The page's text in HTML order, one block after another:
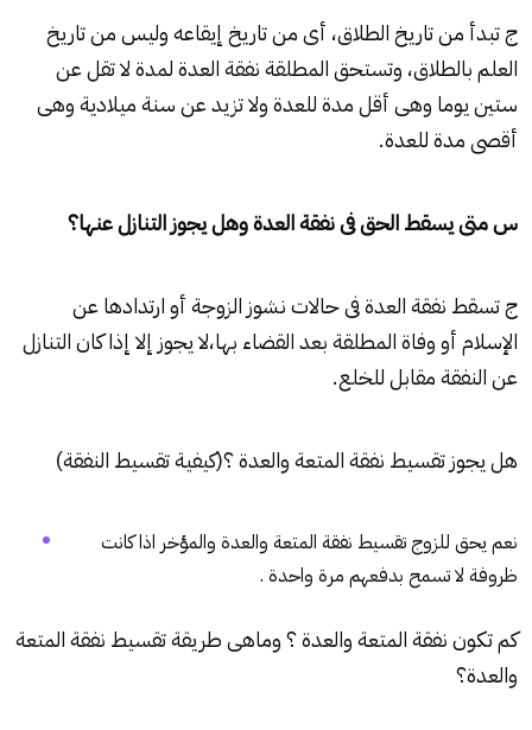
ج تبدأ من تاريخ الطلاق، أى من تاريخ إيقاعه وليس من تاريخ
العلم بالطلاق، وتستحق المطلقة نفقة العدة لمدة لا تقل عن
ستين يوما وهى أقل مدة للعدة ولا تزيد عن سنة ميلادية وهى
أقصى مدة للعدة.
س متى يسقط الحق فى نفقة العدة وهل يجوز التنازل عنها؟
ج تسقط نفقة العدة فى حالات نشوز الزوجة أو ارتدادها عن
الإسلام أو وفاة المطلقة بعد القضاء بها،لا يجوز إلا إذا كان التنازل
عن النفقة مقابل للخلع.
هل يجوز تقسيط نفقة المتعة والعدة ؟(كيفية تقسيط النفقة)
نعم يحق للزوج تقسيط نفقة المتعة والعدة والمؤخر اذا كانت
ظروفة لا تسمح بدفعهم مرة واحدة .
كم تكون نفقة المتعة والعدة ؟ وماهى طريقة تقسيط نفقة المتعة
والعدة؟